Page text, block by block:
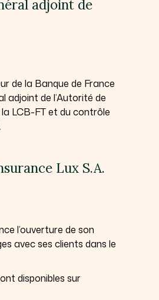
adjoint de
de la Banque de France
adjoint de l’Autorité de
LCB-FT et du contrôle
Lux S.A.
l’ouverture de son
avec ses clients dans le
disponibles sur